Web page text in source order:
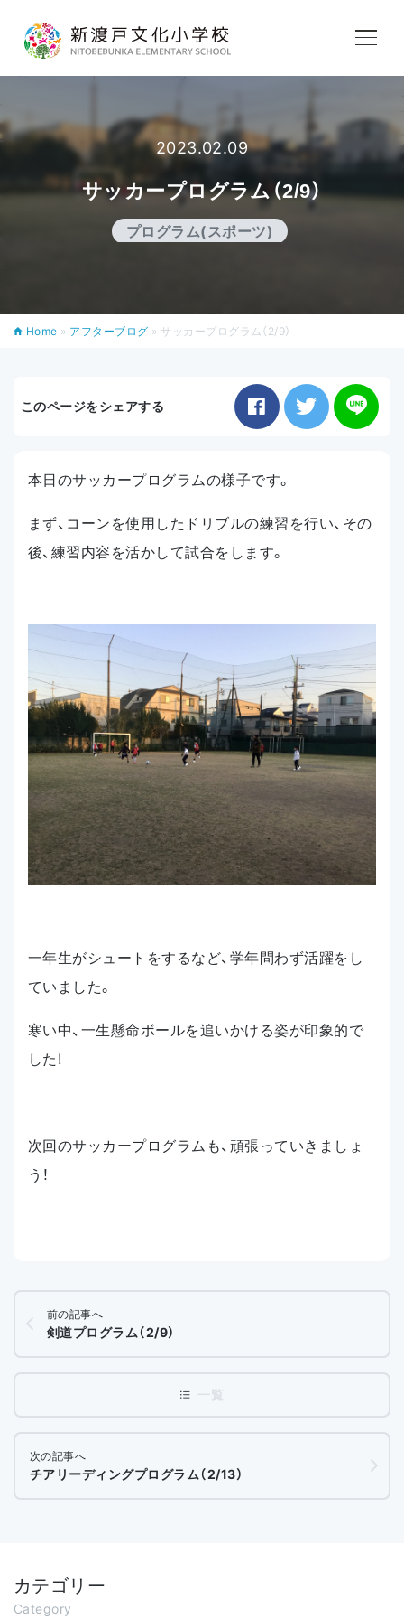
学校紹介
教育内容
学校生活
2023.02.09
サッカープログラム（2/9）
プログラム(スポーツ)
Home » アフターブログ » サッカープログラム（2/9）
このページをシェアする
本日のサッカープログラムの様子です。
まず、コーンを使用したドリブルの練習を行い、その
後、練習内容を活かして試合をします。
一年生がシュートをするなど、学年問わず活躍をし
ていました。
寒い中、一生懸命ボールを追いかける姿が印象的で
した !
次回のサッカープログラムも、頑張っていきましょ
う！
前の記事へ
剣道プログラム（2/9）
次の記事へ
チアリーディングプログラム（2/13）
カテゴリー
Category